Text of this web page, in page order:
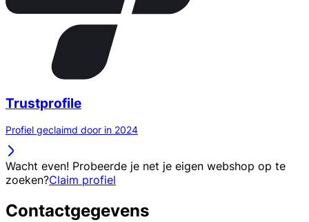
Trustprofile
Profiel geclaimd door in 2024
Wacht even! Probeerde je net je eigen webshop op te
zoeken?Claim profiel
Contactgegevens